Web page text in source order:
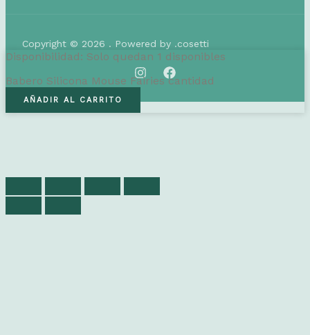
Copyright © 2026 . Powered by .cosetti
Disponibilidad: Solo quedan 1 disponibles
Babero Silicona Mouse Fairies cantidad
AÑADIR AL CARRITO